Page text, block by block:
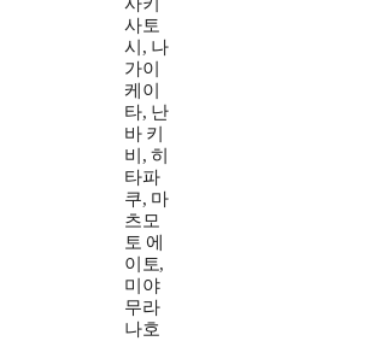
사키
사토
시, 나
가이
케이
타, 난
바 키
비, 히
타파
쿠, 마
츠모
토 에
이토,
미야
무라
나호